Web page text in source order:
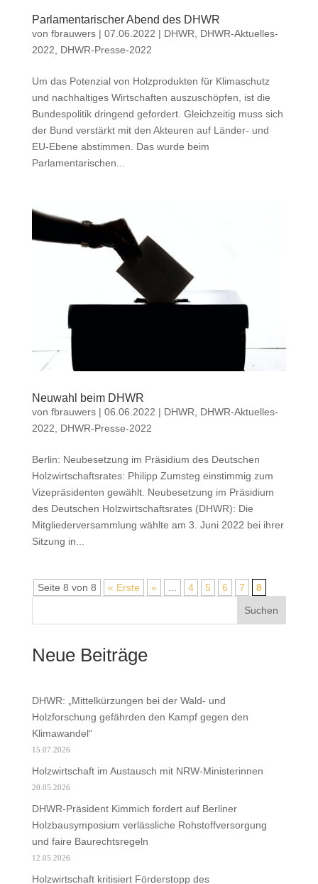
Parlamentarischer Abend des DHWR
von fbrauwers| 07.06.2022 | DHWR
DHWR-Aktuelles-
2022
DHWR-Presse-2022
Um das Potenzial von Holzprodukten für Klimaschutz
und nachhaltiges Wirtschaften auszuschöpfen, ist die
Bundespolitik dringend gefordert. Gleichzeitig muss sich
der Bund verstärkt mit den Akteuren auf Länder- und
EU-Ebene abstimmen. Das wurde beim
Parlamentarischen...
Neuwahl beim DHWR
von fbrauwers| 06.06.2022 | DHWR
DHWR-Aktuelles-
2022
DHWR-Presse-2022
Berlin: Neubesetzung im Präsidium des Deutschen
Holzwirtschaftsrates: Philipp Zumsteg einstimmig zum
Vizepräsidenten gewählt. Neubesetzung im Präsidium
des Deutschen Holzwirtschaftsrates (DHWR): Die
Mitgliederversammlung wählte am 3. Juni 2022 bei ihrer
Sitzung in...
Seite 8 von 8 « Erste « 4 5 6 7
8
Suchen
Neue Beiträge
DHWR: „Mittelkürzungen bei der Wald- und
Holzforschung gefährden den Kampf gegen den
Klimawandel“
15.07.2026
Holzwirtschaft im Austausch mit NRW-Ministerinnen
20.05.2026
DHWR-Präsident Kimmich fordert auf Berliner
Holzbausymposium verlässliche Rohstoffversorgung
und faire Baurechtsregeln
12.05.2026
Holzwirtschaft kritisiert Förderstopp des